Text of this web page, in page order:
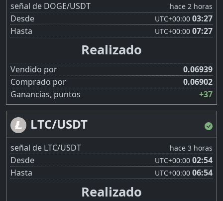
señal de DOGE/USDT hace 2 horas
Desde UTC+00:00 03:27
Hasta
UTC+00:00 07:27
Realizado
Vendido por
0.06939
Comprado por
0.06902
Ganancias, puntos
+37
LTC/USDT
señal de LTC/USDT hace 3 horas
Desde UTC+00:00 02:54
Hasta
UTC+00:00 06:54
Realizado